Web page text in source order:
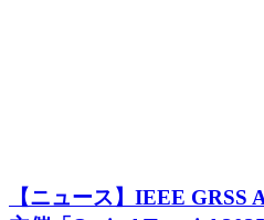
【ニュース】IEEE